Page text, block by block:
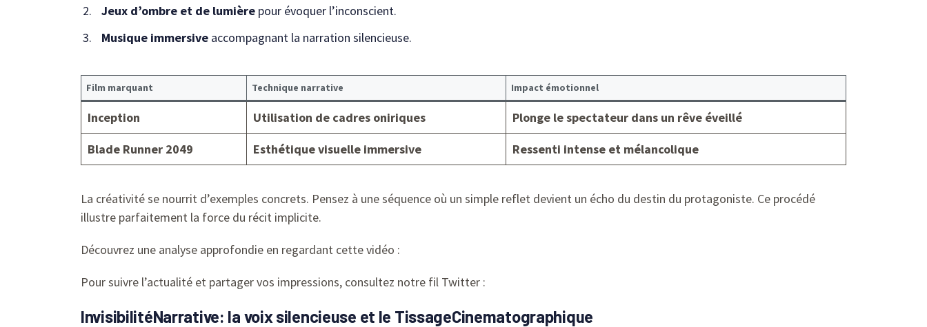
Jeux d’ombre et de lumière pour évoquer l’inconscient.
Musique immersive accompagnant la narration silencieuse.
Film marquant Technique narrative Impact émotionnel
Inception Utilisation de cadres oniriques
Plonge le spectateur dans un rêve éveillé
Blade Runner 2049
Esthétique visuelle immersive Ressenti intense et mélancolique
La créativité se nourrit d’exemples concrets. Pensez à une séquence où un simple reflet devient un écho du destin du protagoniste. Ce procédé
illustre parfaitement la force du récit implicite.
Découvrez une analyse approfondie en regardant cette vidéo :
Pour suivre l’actualité et partager vos impressions, consultez notre fil Twitter :
InvisibilitéNarrative: la voix silencieuse et le TissageCinematographique